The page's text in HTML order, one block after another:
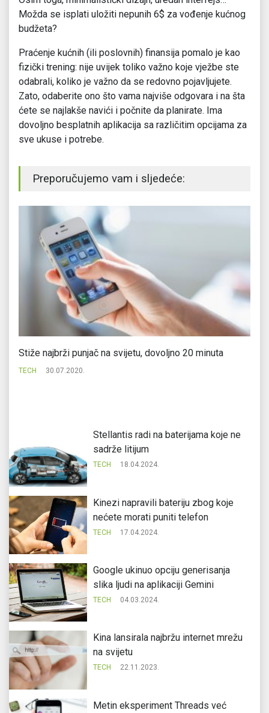
Možda se isplati uložiti nepunih 6$ za vođenje kućnog
budžeta?
Praćenje kućnih (ili poslovnih) finansija pomalo je kao
fizički trening: nije uvijek toliko važno koje vježbe ste
odabrali, koliko je važno da se redovno pojavljujete.
Zato, odaberite ono što vama najviše odgovara i na šta
ćete se najlakše navići i počnite da planirate. Ima
dovoljno besplatnih aplikacija sa različitim opcijama za
sve ukuse i potrebe.
Preporučujemo vam i sljedeće:
Stiže najbrži punjač na svijetu, dovoljno 20 minuta
TECH 30.07.2020.
Stellantis radi na baterijama koje ne
sadrže litijum
TECH 18.04.2024.
Kinezi napravili bateriju zbog koje
nećete morati puniti telefon
TECH 17.04.2024.
Google ukinuo opciju generisanja
slika ljudi na aplikaciji Gemini
TECH 04.03.2024.
Kina lansirala najbržu internet mrežu
na svijetu
TECH 22.11.2023.
Metin eksperiment Threads već